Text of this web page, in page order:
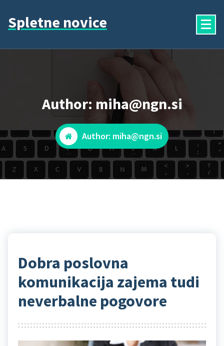
content
Spletne novice
Author: miha@ngn.si
Author: miha@ngn.si
Dobra poslovna
komunikacija zajema tudi
neverbalne pogovore